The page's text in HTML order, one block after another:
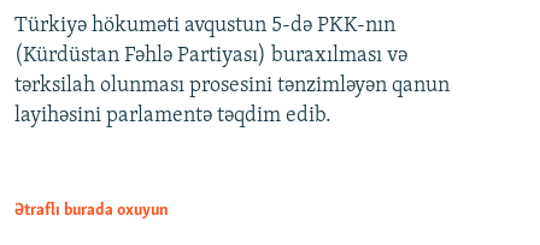
Auto 240p 360p 480p
720p 1080p
360p
480p
Türkiyə hökuməti avqustun 5-də PKK-nın
(Kürdüstan Fəhlə Partiyası) buraxılması və
tərksilah olunması prosesini tənzimləyən qanun
layihəsini parlamentə təqdim edib.
Ətraflı burada oxuyun